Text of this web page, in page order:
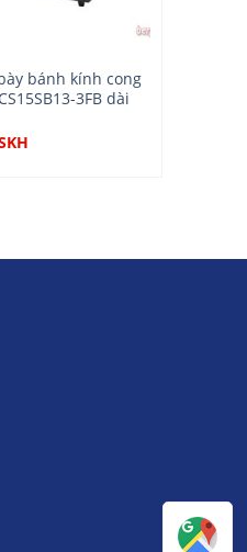
bánh kính cong
3FB dài